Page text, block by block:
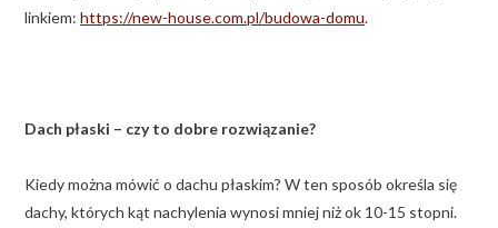
linkiem: https://new-house.com.pl/budowa-domu.
Dach płaski – czy to dobre rozwiązanie?
Kiedy można mówić o dachu płaskim? W ten sposób określa się
dachy, których kąt nachylenia wynosi mniej niż ok 10-15 stopni.